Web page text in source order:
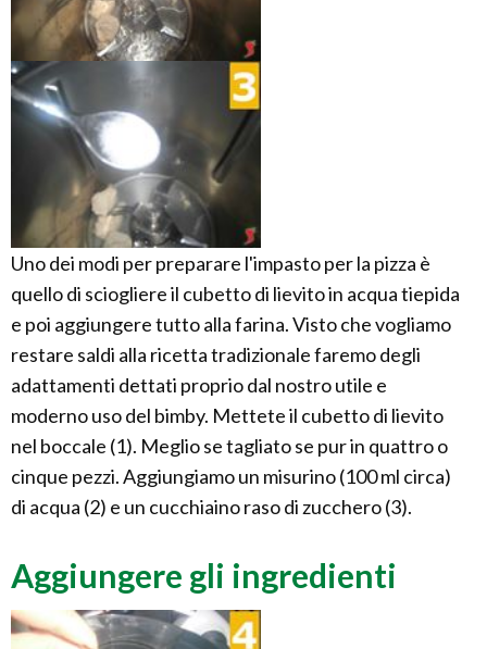
Uno dei modi per preparare l'impasto per la pizza è
quello di sciogliere il cubetto di lievito in acqua tiepida
e poi aggiungere tutto alla farina. Visto che vogliamo
restare saldi alla ricetta tradizionale faremo degli
adattamenti dettati proprio dal nostro utile e
moderno uso del bimby. Mettete il cubetto di lievito
nel boccale (1). Meglio se tagliato se pur in quattro o
cinque pezzi. Aggiungiamo un misurino (100 ml circa)
di acqua (2) e un cucchiaino raso di zucchero (3).
Aggiungere gli ingredienti